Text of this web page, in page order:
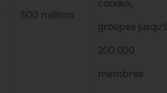
500 millions
canaux,
groupes
200 000
membres